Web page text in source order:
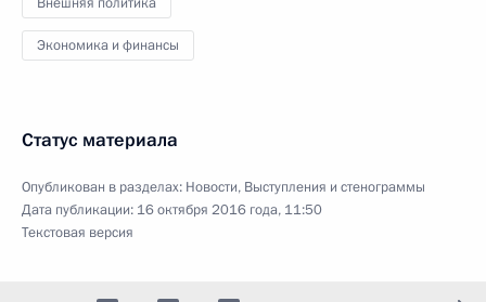
Экономика и финансы
Статус материала
Опубликован в разделах: Новости, Выступления и стенограммы
Дата публикации: 16 октября 2016 года, 11:50
Текстовая версия